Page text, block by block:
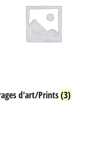
d'art/Prints(3)